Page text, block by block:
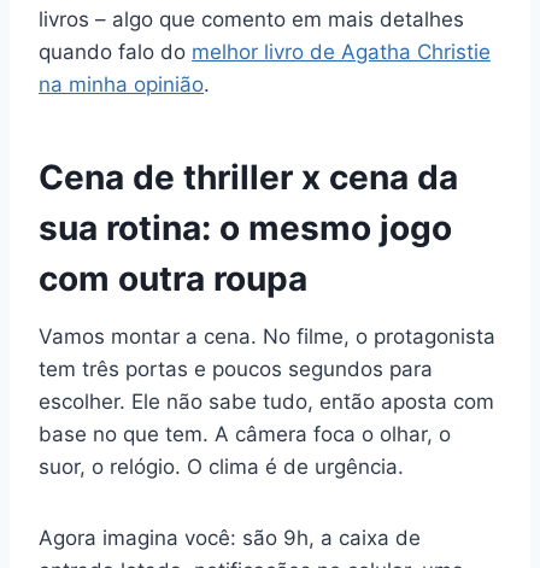
livros – algo que comento em mais detalhes
quando falo do melhor livro de Agatha Christie
na minha opinião.
Cena de thriller x cena da
sua rotina: o mesmo jogo
com outra roupa
Vamos montar a cena. No filme, o protagonista
tem três portas e poucos segundos para
escolher. Ele não sabe tudo, então aposta com
base no que tem. A câmera foca o olhar, o
suor, o relógio. O clima é de urgência.
Agora imagina você: são 9h, a caixa de